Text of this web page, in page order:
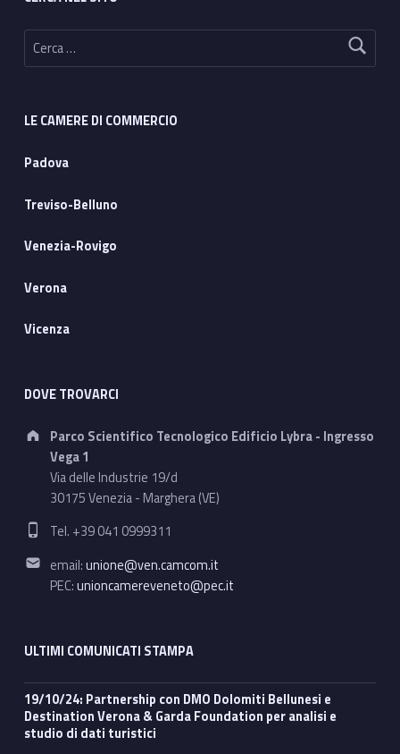
Ricerca per:
LE CAMERE DI COMMERCIO
Padova
Treviso-Belluno
Venezia-Rovigo
Verona
Vicenza
DOVE TROVARCI
Address:
Parco Scientifico Tecnologico Edificio Lybra - Ingresso
Vega 1
Via delle Industrie 19/d
30175 Venezia - Marghera (VE)
Phone number:
Tel. +39 041 0999311
Email address:
email:unione@ven.camcom.it
PEC:unioncamereveneto@pec.it
ULTIMI COMUNICATI STAMPA
19/10/24: Partnership con DMO Dolomiti Bellunesi e
Destination Verona & Garda Foundation per analisi e
studio di dati turistici